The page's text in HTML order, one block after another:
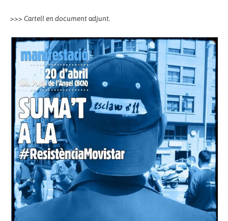
>>> Cartell en document adjunt.